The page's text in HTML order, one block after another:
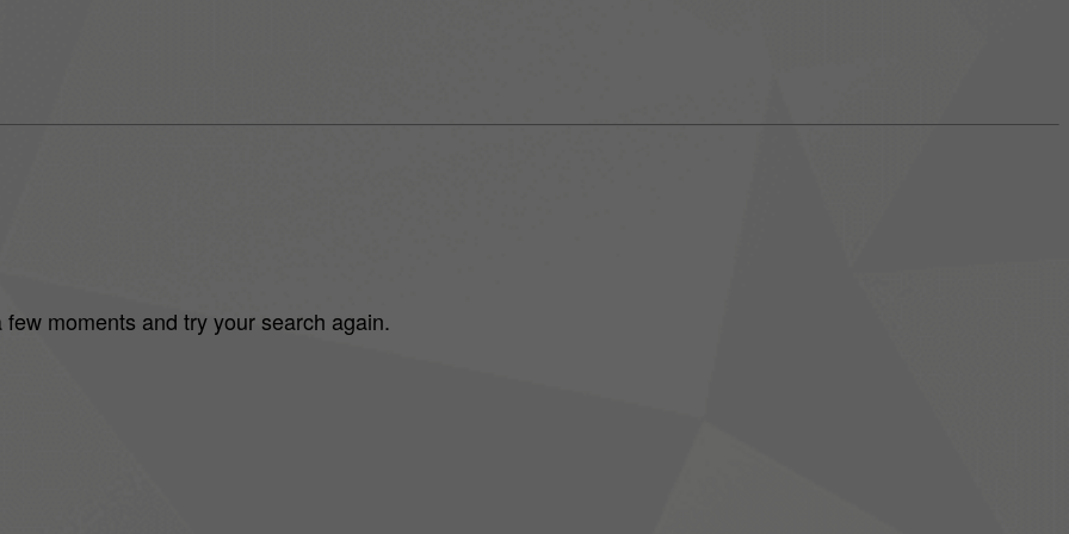
moments and try your search again.